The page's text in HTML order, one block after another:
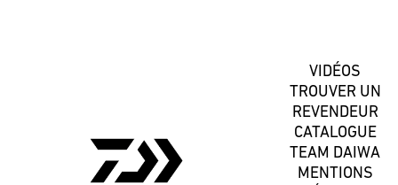
VIDÉOS
TROUVER UN
REVENDEUR
CATALOGUE
TEAM DAIWA
MENTIONS